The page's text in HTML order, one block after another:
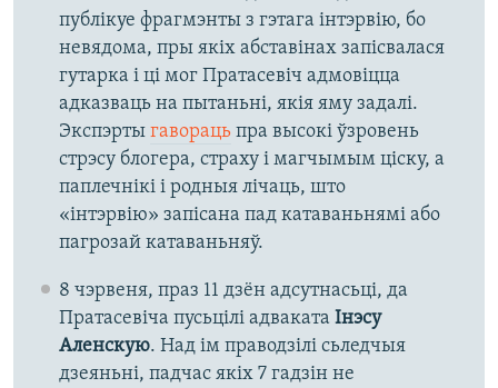
публікуе фрагмэнты з гэтага інтэрвію, бо
невядома, пры якіх абставінах запісвалася
гутарка і ці мог Пратасевіч адмовіцца
адказваць на пытаньні, якія яму задалі.
Экспэрты гаворацьпра высокі ўзровень
стрэсу блогера, страху і магчымым ціску, а
паплечнікі і родныя лічаць, што
«інтэрвію» запісана пад катаваньнямі або
пагрозай катаваньняў.
8 чэрвеня, праз 11 дзён адсутнасьці, да
Пратасевіча пусьцілі адваката Інэсу
Аленскую. Над ім праводзілі сьледчыя
дзеяньні, падчас якіх 7 гадзін не